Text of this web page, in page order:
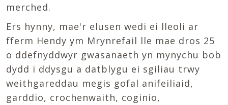
merched.
Ers hynny, mae'r elusen wedi ei lleoli ar
fferm Hendy ym Mrynrefail lle mae dros 25
o ddefnyddwyr gwasanaeth yn mynychu bob
dydd i ddysgu a datblygu ei sgiliau trwy
weithgareddau megis gofal anifeiliaid,
garddio, crochenwaith, coginio,